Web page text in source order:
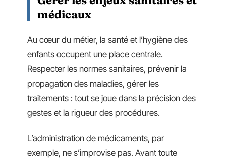
médicaux
Au cœur du métier, la santé et l’hygiène des
enfants occupent une place centrale.
Respecter les normes sanitaires, prévenir la
propagation des maladies, gérer les
traitements : tout se joue dans la précision des
gestes et la rigueur des procédures.
L’administration de médicaments, par
exemple, ne s’improvise pas. Avant toute